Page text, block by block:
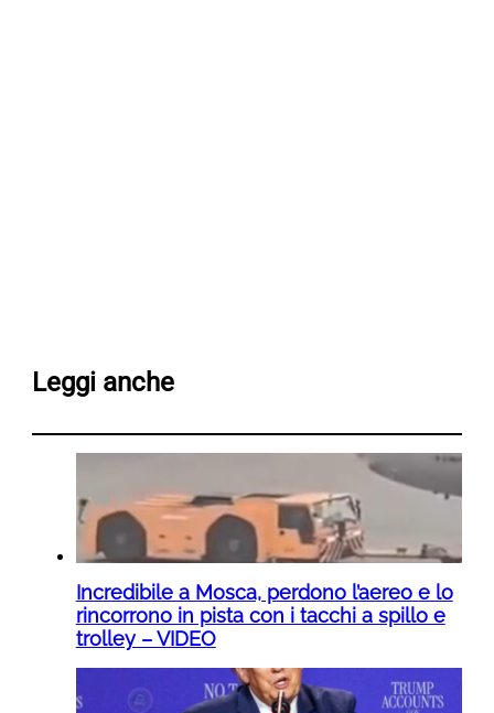
Leggi anche
Incredibile a Mosca, perdono l’aereo e lo
rincorrono in pista con i tacchi a spillo e
trolley – VIDEO